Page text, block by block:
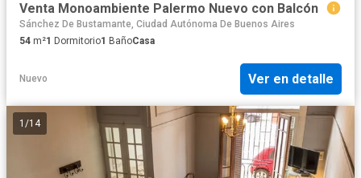
Venta Monoambiente Palermo Nuevo con Balcón
Sánchez De Bustamante, Ciudad Autónoma De Buenos Aires
54 m²1 Dormitorio1 BañoCasa
Nuevo Ver en detalle
1 /14